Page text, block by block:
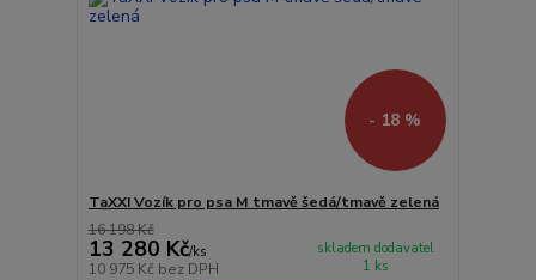
- 18 %
TaXXI Vozík pro psa M tmavě šedá/tmavě zelená
16 198 Kč
13 280 Kč/ks
10 975 Kč bez DPH
skladem dodavatel
1 ks